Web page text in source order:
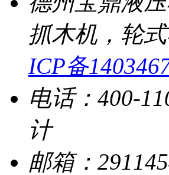
抓木机，轮
ICP备
电话：400-
计
邮箱：